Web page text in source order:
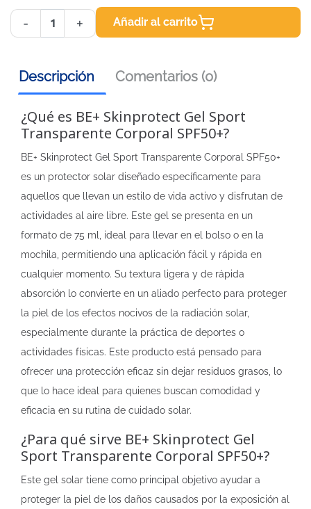
- + Añadir al carrito
Descripción Comentarios (0)
¿Qué es BE+ Skinprotect Gel Sport
Transparente Corporal SPF50+?
BE+ Skinprotect Gel Sport Transparente Corporal SPF50+
es un protector solar diseñado específicamente para
aquellos que llevan un estilo de vida activo y disfrutan de
actividades al aire libre. Este gel se presenta en un
formato de 75 ml, ideal para llevar en el bolso o en la
mochila, permitiendo una aplicación fácil y rápida en
cualquier momento. Su textura ligera y de rápida
absorción lo convierte en un aliado perfecto para proteger
la piel de los efectos nocivos de la radiación solar,
especialmente durante la práctica de deportes o
actividades físicas. Este producto está pensado para
ofrecer una protección eficaz sin dejar residuos grasos, lo
que lo hace ideal para quienes buscan comodidad y
eficacia en su rutina de cuidado solar.
¿Para qué sirve BE+ Skinprotect Gel
Sport Transparente Corporal SPF50+?
Este gel solar tiene como principal objetivo ayudar a
proteger la piel de los daños causados por la exposición al